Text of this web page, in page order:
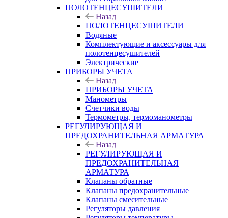
ПОЛОТЕНЦЕСУШИТЕЛИ
Назад
ПОЛОТЕНЦЕСУШИТЕЛИ
Водяные
Комплектующие и аксессуары для
полотенцесушителей
Электрические
ПРИБОРЫ УЧЕТА
Назад
ПРИБОРЫ УЧЕТА
Манометры
Счетчики воды
Термометры, термоманометры
РЕГУЛИРУЮЩАЯ И
ПРЕДОХРАНИТЕЛЬНАЯ АРМАТУРА
Назад
РЕГУЛИРУЮЩАЯ И
ПРЕДОХРАНИТЕЛЬНАЯ
АРМАТУРА
Клапаны обратные
Клапаны предохранительные
Клапаны смесительные
Регуляторы давления